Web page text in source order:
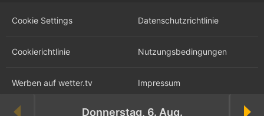
Donnerstag, 6. Aug.
Cookie Settings Datenschutz­richtlinie
Cookie­richtlinie Nutzungs­bedingungen
Werben auf wetter.tv Impressum